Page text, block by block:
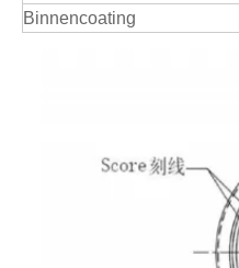
Binnencoating